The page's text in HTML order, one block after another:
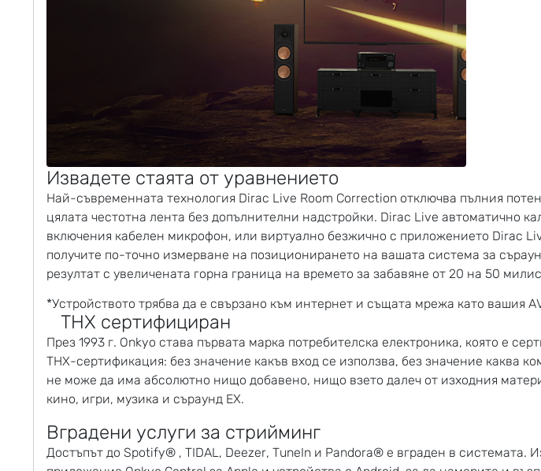
Извадете стаята от уравнението
Най-съвременната технология Dirac Live Room Correction отключва пълния
цялата честотна лента без допълнителни надстройки. Dirac Live автоматично
включения кабелен микрофон, или виртуално безжично с приложението Dirac
получите по-точно измерване на позиционирането на вашата система за
резултат с увеличената горна граница на времето за забавяне от 20 на 50
*Устройството трябва да е свързано към интернет и същата мрежа като вашия
THX сертифициран
През 1993 г. Onkyo става първата марка потребителска електроника, която е
THX-сертификация: без значение какъв вход се използва, без значение каква
не може да има абсолютно нищо добавено, нищо взето далеч от изходния
кино, игри, музика и съраунд EX.
Вградени услуги за стрийминг
Достъпът до Spotify® , TIDAL, Deezer, TuneIn и Pandora® е вграден в